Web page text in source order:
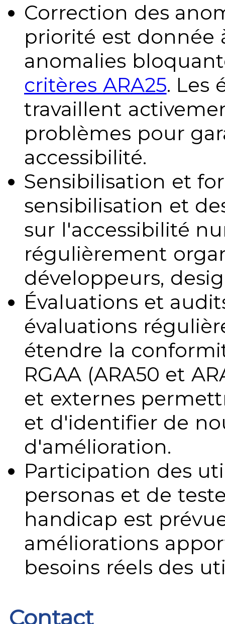
Correction des
priorité est donnée
anomalies
critères ARA25. Les
travaillent
problèmes pour
accessibilité.
Sensibilisation et
sensibilisation et
sur l'accessibilité
régulièrement
développeurs,
Évaluations et
évaluations
étendre la
RGAA (ARA50 et
et externes
et d'identifier de
d'amélioration.
Participation des
personas et de
handicap est
améliorations
besoins réels des
Contact